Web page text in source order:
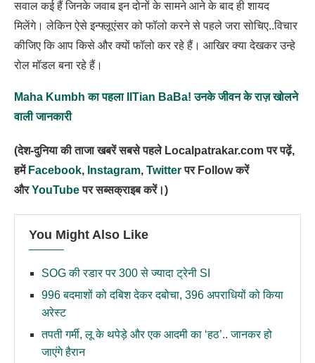
सवाल कई हैं जिनके जवाब इन दोनों के सामने आने के बाद ही शायद
मिलेंगे। लेकिन ऐसे इन्फ्लूएंसर को फॉलो करने से पहले जरा सोचिए..विचार
कीजिए कि आप किसे और क्यों फॉलो कर रहे हैं। आखिर क्या देखकर उन्हे
रोल मॉडल बना रहे हैं।
Maha Kumbh का पहला IITian BaBa! उनके जीवन के राज़ खोलने
वाली जानकारी
(देश-दुनिया की ताजा खबरें सबसे पहले Localpatrakar.com पर पढ़ें,
हमें Facebook, Instagram, Twitterपर Follow करें
औरYouTubeपर सब्सक्राइब करें।)
You Might Also Like
SOG की रडार पर 300 से ज्यादा ट्रेनी SI
996 बदमाशों को दबिश देकर दबोचा, 396 अपराधियों को किया
अरेस्ट
तपती गर्मी, लू के थपेड़े और एक आदमी का ‘हठ’.. जानकर हो
जाएंगे हैरान